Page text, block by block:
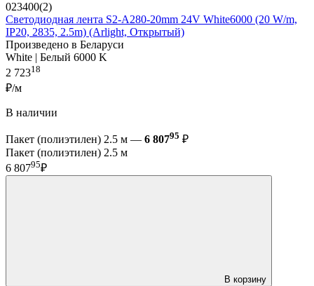
023400(2)
Светодиодная лента S2-A280-20mm 24V White6000 (20 W/m,
IP20, 2835, 2.5m) (Arlight, Открытый)
Произведено в Беларуси
White | Белый 6000 K
2 72318
₽/м
В наличии
Пакет (полиэтилен) 2.5 м — 6 80795 ₽
Пакет (полиэтилен) 2.5 м
6 80795₽
В корзину